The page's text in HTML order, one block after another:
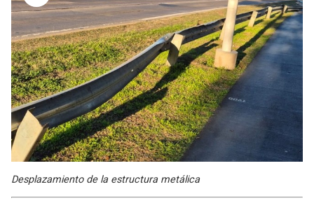
Desplazamiento de la estructura metálica